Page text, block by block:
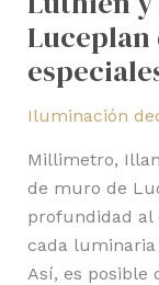
Luceplan
Iluminación
Millimetro,
de muro de
profundidad al
cada
Así, es posible